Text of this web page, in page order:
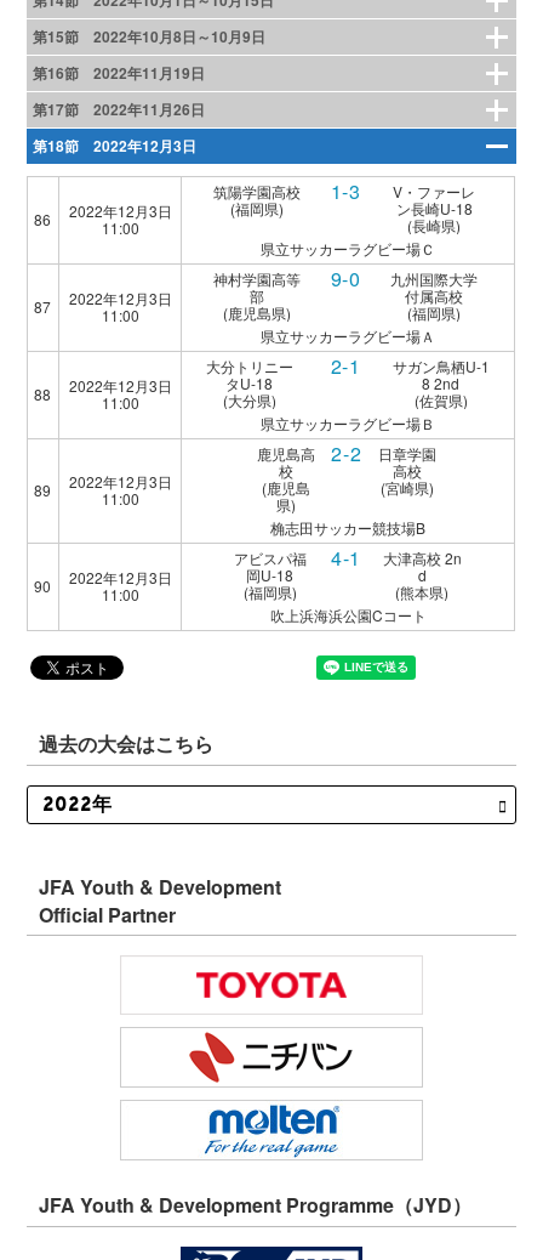
第15節 2022年10月8日～10月9日
第16節 2022年11月19日
第17節 2022年11月26日
第18節 2022年12月3日
86
2022年12月3日
11:00
筑陽学園高校
(福岡県)
1-3
V・ファーレ
ン長崎U-18
(長崎県)
県立サッカーラグビー場Ｃ
87
2022年12月3日
11:00
神村学園高等
部
(鹿児島県)
9-0
九州国際大学
付属高校
(福岡県)
県立サッカーラグビー場Ａ
88
2022年12月3日
11:00
大分トリニー
タU-18
(大分県)
2-1
サガン鳥栖U-1
8 2nd
(佐賀県)
県立サッカーラグビー場Ｂ
89
2022年12月3日
11:00
鹿児島高
校
(鹿児島
県)
2-2
日章学園
高校
(宮崎県)
桷志田サッカー競技場B
90
2022年12月3日
11:00
アビスパ福
岡U-18
(福岡県)
4-1
大津高校 2n
d
(熊本県)
吹上浜海浜公園Cコート
過去の大会はこちら
JFA Youth & Development
Official Partner
JFA Youth & Development Programme（JYD）